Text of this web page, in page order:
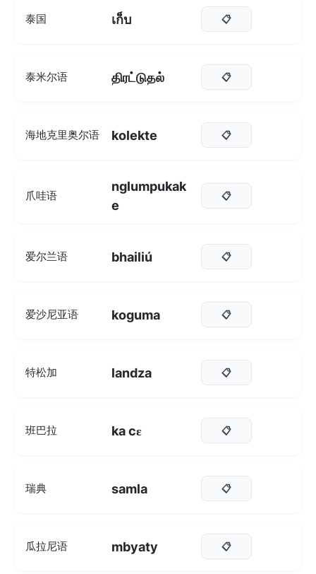
泰国 เก็บ 📋
泰米尔语 திரட்டுதல் 📋
海地克里奥尔语 kolekte 📋
爪哇语
nglumpukak
e
📋
爱尔兰语 bhailiú 📋
爱沙尼亚语 koguma 📋
特松加 landza 📋
班巴拉 ka cɛ 📋
瑞典 samla 📋
瓜拉尼语 mbyaty 📋